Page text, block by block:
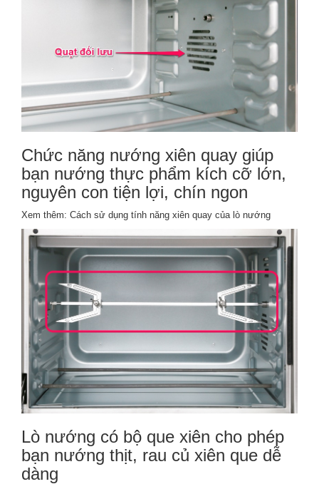
Chức năng nướng xiên quay giúp
bạn nướng thực phẩm kích cỡ lớn,
nguyên con tiện lợi, chín ngon
Xem thêm: Cách sử dụng tính năng xiên quay của lò nướng
Lò nướng có bộ que xiên cho phép
bạn nướng thịt, rau củ xiên que dễ
dàng